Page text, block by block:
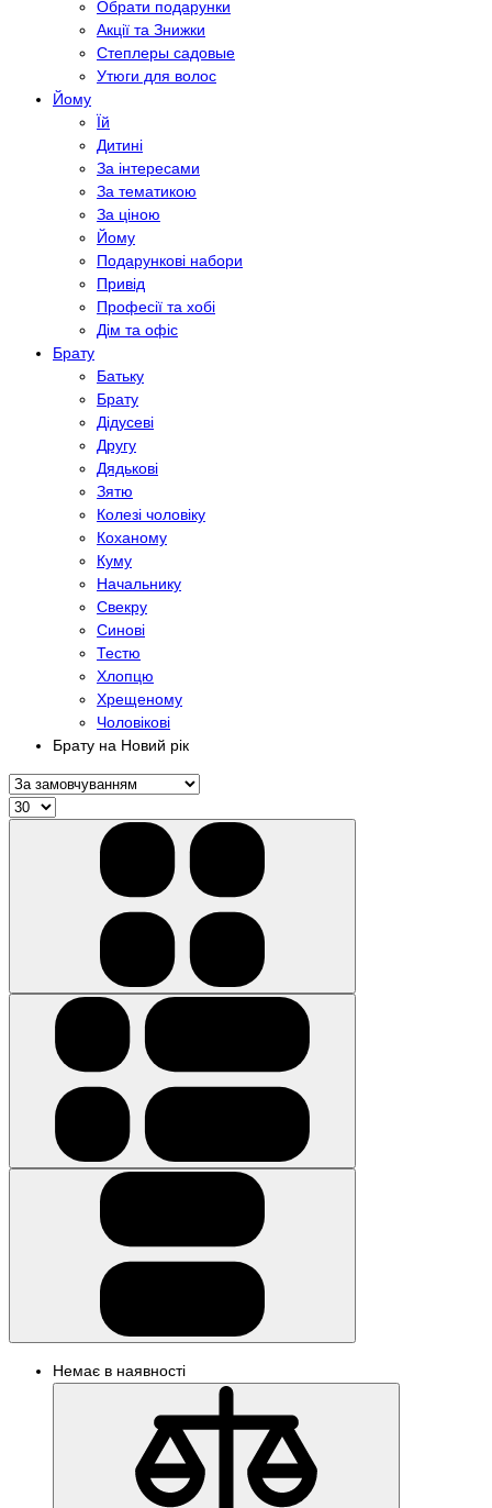
Обрати подарунки
Акції та Знижки
Степлеры садовые
Утюги для волос
Йому
Їй
Дитині
За інтересами
За тематикою
За ціною
Йому
Подарункові набори
Привід
Професії та хобі
Дім та офіс
Брату
Батьку
Брату
Дідусеві
Другу
Дядькові
Зятю
Колезі чоловіку
Коханому
Куму
Начальнику
Свекру
Синові
Тестю
Хлопцю
Хрещеному
Чоловікові
Брату на Новий рік
Немає в наявності